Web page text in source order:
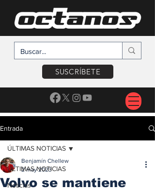
SUSCRÍBETE
Entrada
ÚLTIMAS NOTICIAS
Noticias
ÚLTIMAS NOTICIAS
Volvo se mantiene
Benjamín Chellew
2 may 2023